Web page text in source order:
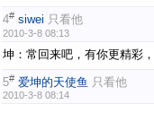
4# siwei 只看他
2010-3-8 08:13
坤：常回来吧，有你更精彩
5# 爱坤的天使鱼 只看他
2010-3-8 08:14